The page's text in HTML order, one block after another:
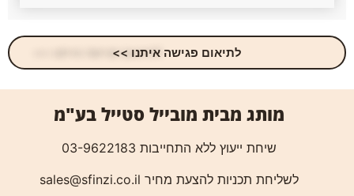
לתיאום פגישה איתנו >>
מותג מבית מובייל סטייל בע"מ
שיחת ייעוץ ללא התחייבות 03-9622183
לשליחת תכניות להצעת מחיר sales@sfinzi.co.il